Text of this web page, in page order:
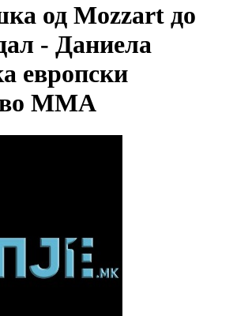
од Mozzart до
- Даниела
европски
во ММА